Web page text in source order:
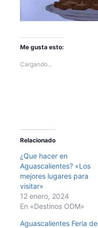
Me gusta esto:
Cargando...
Relacionado
¿Que hacer en
Aguascalientes? «Los
mejores lugares para
visitar»
12 enero, 2024
En «Destinos ODM»
Aguascalientes Feria de